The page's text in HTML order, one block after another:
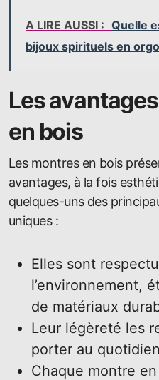
A LIRE AUSSI : Quelle
bijoux spirituels en
Les
en bois
Les montres en bois
avantages, à la fois
quelques-uns des
uniques :
Elles sont
l’environnement,
de matériaux
Leur légèreté les
porter au
Chaque montre